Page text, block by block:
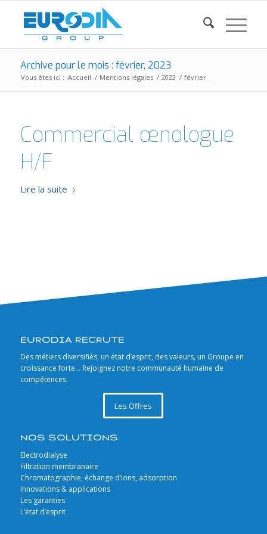
Archive pour le mois : février, 2023
Vous êtes ici : Accueil / Mentions légales / 2023 / février
Commercial œnologue
H/F
Lire la suite
EURODIA RECRUTE
Des métiers diversifiés, un état d’esprit, des valeurs, un Groupe en
croissance forte… Rejoignez notre communauté humaine de
compétences.
Les Offres
NOS SOLUTIONS
Electrodialyse
Filtration membranaire
Chromatographie, échange d’ions, adsorption
Innovations & applications
Les garanties
L’état d’esprit